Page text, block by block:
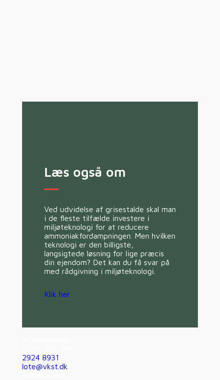
Læs også om
Ved udvidelse af grisestalde skal man
i de fleste tilfælde investere i
miljøteknologi for at reducere
ammoniakfordampningen. Men hvilken
teknologi er den billigste,
langsigtede løsning for lige præcis
din ejendom? Det kan du få svar på
med rådgivning i miljøteknologi.
Klik her
2924 8931
lote@vkst.dk